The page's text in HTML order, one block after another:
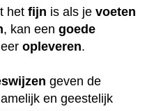
het fijn is als je voeten
, kan een goede
opleveren.
geven de
en geestelijk